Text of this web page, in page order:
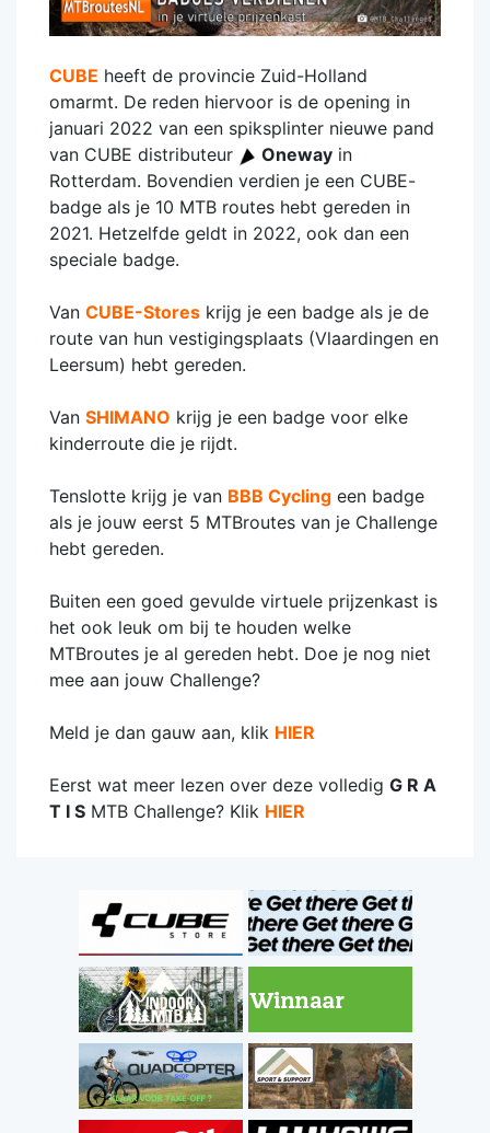
CUBE heeft de provincie Zuid-Holland
omarmt. De reden hiervoor is de opening in
januari 2022 van een spiksplinter nieuwe pand
van CUBE distributeur
Oneway in
Rotterdam. Bovendien verdien je een CUBE-
badge als je 10 MTB routes hebt gereden in
2021. Hetzelfde geldt in 2022, ook dan een
speciale badge.
Van CUBE-Stores krijg je een badge als je de
route van hun vestigingsplaats (Vlaardingen en
Leersum) hebt gereden.
Van SHIMANO krijg je een badge voor elke
kinderroute die je rijdt.
Tenslotte krijg je van BBB Cycling een badge
als je jouw eerst 5 MTBroutes van je Challenge
hebt gereden.
Buiten een goed gevulde virtuele prijzenkast is
het ook leuk om bij te houden welke
MTBroutes je al gereden hebt. Doe je nog niet
mee aan jouw Challenge?
Meld je dan gauw aan, klik HIER
Eerst wat meer lezen over deze volledig G R A
T I S MTB Challenge? Klik HIER